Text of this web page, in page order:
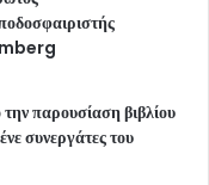
παρουσίαση βιβλίου
συνεργάτες του